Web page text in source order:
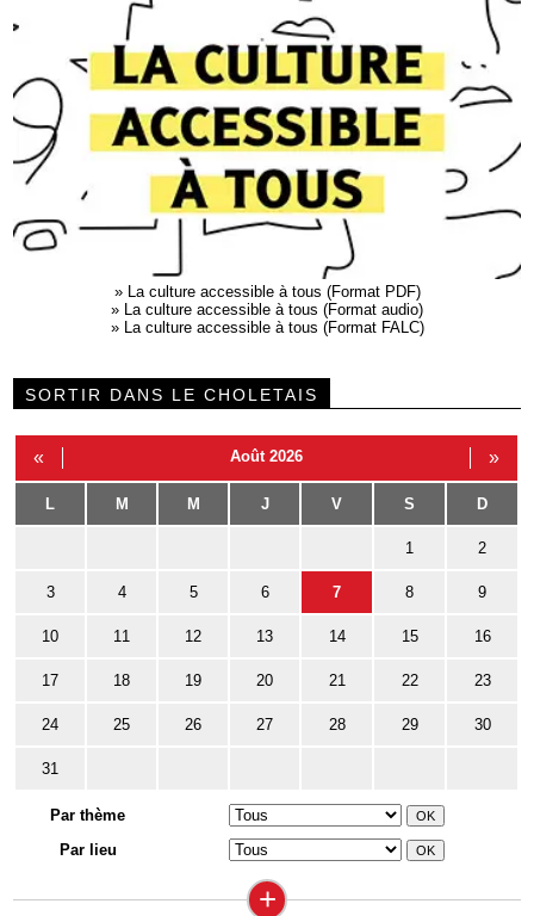
»
La culture accessible à tous (Format PDF)
»
La culture accessible à tous (Format audio)
»
La culture accessible à tous (Format FALC)
SORTIR DANS LE CHOLETAIS
« Août 2026 »
L M M J V S D
1 2
3 4 5 6 7 8 9
10 11 12 13 14 15 16
17 18 19 20 21 22 23
24 25 26 27 28 29 30
31
Par thème
Par lieu
+